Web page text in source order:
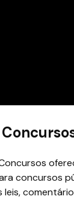
concursos